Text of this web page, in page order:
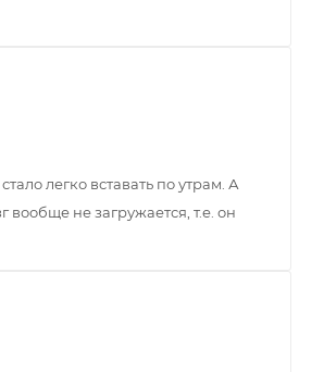
легко вставать по утрам. А
не загружается, т.е. он